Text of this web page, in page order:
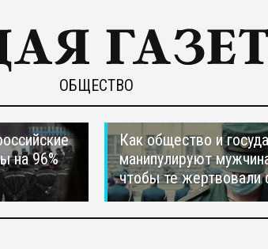
ОБЩЕСТВО
на 96%
Как общество и
манипулируют
чтобы те жертвовали